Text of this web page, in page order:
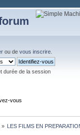
ou devous inscrire
durée de la session
vous
» LES FILMS EN